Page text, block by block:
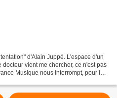
d'Alain Juppé. L'espace d'un
vient me chercher, ce n'est pas
Musique nous interrompt, pour le